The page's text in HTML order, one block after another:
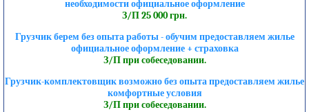
необходимости официальное оформление
З/П 25 000 грн.
Грузчик берем без опыта работы - обучим предоставляем жилье
официальное оформление + страховка
З/П при собеседовании.
Грузчик-комплектовщик возможно без опыта предоставляем жилье
комфортные условия
З/П при собеседовании.